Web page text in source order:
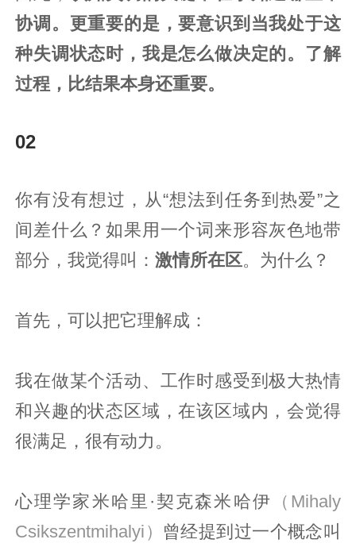
协调。更重要的是，要意识到当我处于这
种失调状态时，我是怎么做决定的。了解
过程，比结果本身还重要。
02
你有没有想过，从“想法到任务到热爱”之
间差什么？如果用一个词来形容灰色地带
部分，我觉得叫：激情所在区。为什么？
首先，可以把它理解成：
我在做某个活动、工作时感受到极大热情
和兴趣的状态区域，在该区域内，会觉得
很满足，很有动力。
心理学家米哈里·契克森米哈伊 （Mihaly
Csikszentmihalyi） 曾经提到过一个概念叫